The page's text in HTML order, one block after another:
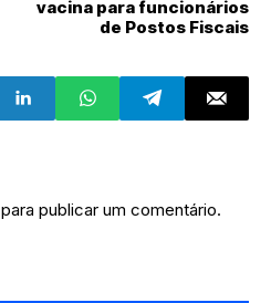
vacina para funcionários
de Postos Fiscais
para publicar um comentário.